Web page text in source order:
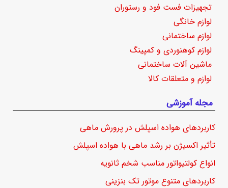
تجهیزات فست فود و رستوران
لوازم خانگی
لوازم ساختمانی
لوازم کوهنوردی و کمپینگ
ماشین آلات ساختمانی
لوازم و متعلقات کالا
مجله آموزشی
کاربردهای هواده اسپلش در پرورش ماهی
تأثیر اکسیژن بر رشد ماهی با هواده اسپلش
انواع کولتیواتور مناسب شخم ثانویه
کاربردهای متنوع موتور تک بنزینی